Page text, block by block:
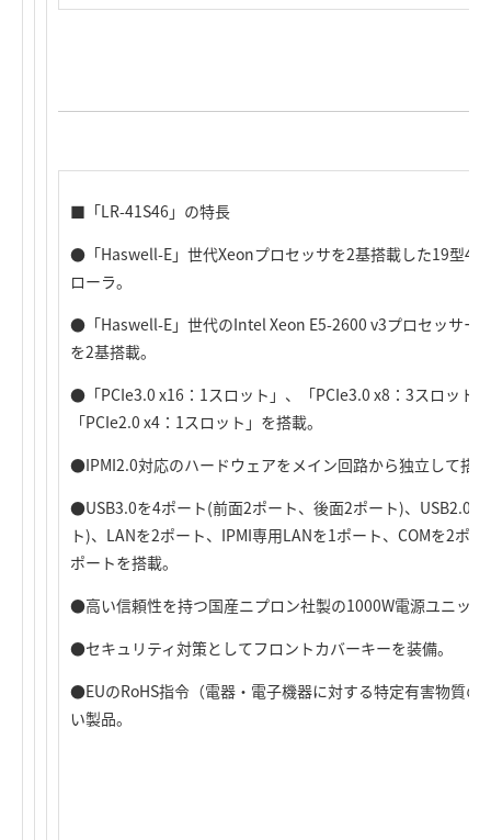
■「LR-41S46」の特長
●「Haswell-E」世代Xeonプロセッサを2基搭載した19型4U
ローラ。
●「Haswell-E」世代のIntel Xeon E5-2600 v3プロセッサー
を2基搭載。
●「PCIe3.0 x16：1スロット」、「PCIe3.0 x8：3スロット
「PCIe2.0 x4：1スロット」を搭載。
●IPMI2.0対応のハードウェアをメイン回路から独立して搭
●USB3.0を4ポート(前面2ポート、後面2ポート)、USB2.0
ト)、LANを2ポート、IPMI専用LANを1ポート、COMを2ポ
ポートを搭載。
●高い信頼性を持つ国産ニプロン社製の1000W電源ユニット
●セキュリティ対策としてフロントカバーキーを装備。
●EUのRoHS指令（電器・電子機器に対する特定有害物質の
い製品。